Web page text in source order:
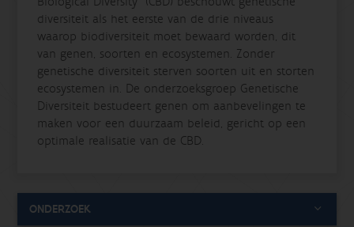
diversiteit als het eerste van de drie niveaus
waarop biodiversiteit moet bewaard worden, dit
van genen, soorten en ecosystemen. Zonder
genetische diversiteit sterven soorten uit en storten
ecosystemen in. De onderzoeksgroep Genetische
Diversiteit bestudeert genen om aanbevelingen te
maken voor een duurzaam beleid, gericht op een
optimale realisatie van de CBD.
ONDERZOEK